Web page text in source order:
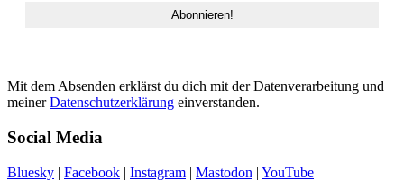
Mit dem Absenden erklärst du dich mit der Datenverarbeitung und
meinerDatenschutzerklärung einverstanden.
Social Media
Bluesky | Facebook | Instagram | Mastodon | YouTube